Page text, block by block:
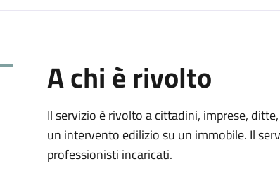
A chi è rivolto
Il servizio è rivolto a cittadini, imprese,
un intervento edilizio su un immobile. Il
professionisti incaricati.